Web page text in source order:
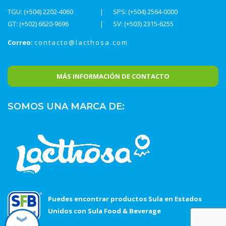
TGU: (+504) 2202-4060
SPS: (+504) 2564-0000
SV: (+503) 2315-6255
GT: (+502) 6620-9696
Correo: contacto@lacthosa.com
MÁS INFORMACIÓN DE CONTACTO
SOMOS UNA MARCA DE:
Puedes encontrar productos Sula en Estados
Unidos con Sula Food & Beverage